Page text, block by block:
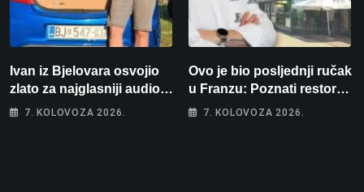
Ivan iz Bjelovara osvojio
zlato za najglasniji audio
sustav i srušio osobni
7. KOLOVOZA 2026.
Ovo je bio posljednji ručak
u Franzu: Poznati restoran
otišao u povijest, a
7. KOLOVOZA 2026.